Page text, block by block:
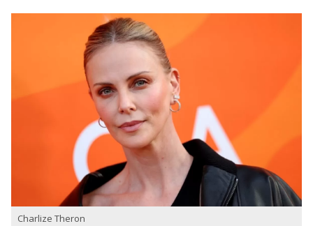
Charlize Theron